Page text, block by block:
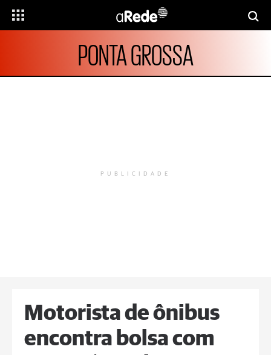
PONTA GROSSA
PUBLICIDADE
Motorista de ônibus
encontra bolsa com